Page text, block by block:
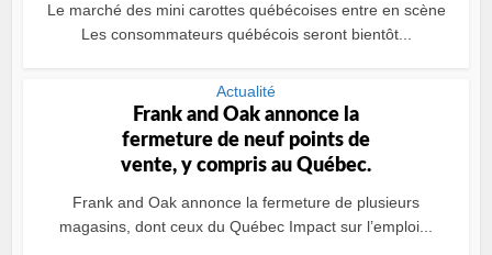
Le marché des mini carottes québécoises entre en scène
Les consommateurs québécois seront bientôt...
Actualité
Frank and Oak annonce la
fermeture de neuf points de
vente, y compris au Québec.
Frank and Oak annonce la fermeture de plusieurs
magasins, dont ceux du Québec Impact sur l’emploi...